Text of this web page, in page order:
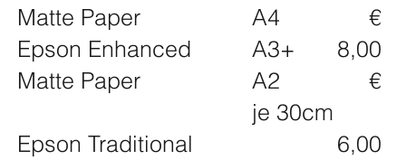
Matte Paper
Epson Enhanced
Matte Paper
Epson Traditional
€
8,00
€
6,00
A4
A3+
A2
je 30cm